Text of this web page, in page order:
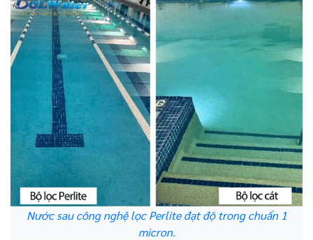
Nước sau công nghệ lọc Perlite đạt độ trong chuẩn 1
micron.